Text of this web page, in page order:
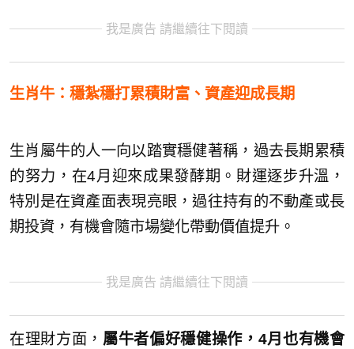
我是廣告 請繼續往下閱讀
生肖牛：穩紮穩打累積財富、資產迎成長期
生肖屬牛的人一向以踏實穩健著稱，過去長期累積
的努力，在4月迎來成果發酵期。財運逐步升溫，
特別是在資產面表現亮眼，過往持有的不動產或長
期投資，有機會隨市場變化帶動價值提升。
我是廣告 請繼續往下閱讀
在理財方面， 屬牛者偏好穩健操作，4月也有機會